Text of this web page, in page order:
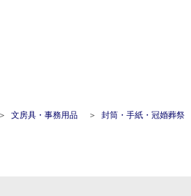
文房具・事務用品 封筒・手紙・冠婚葬祭